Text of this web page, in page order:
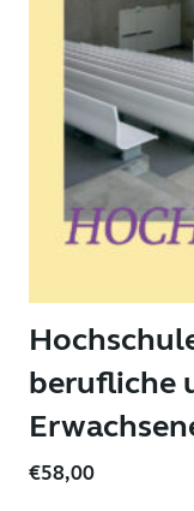
berufliche
€58,00